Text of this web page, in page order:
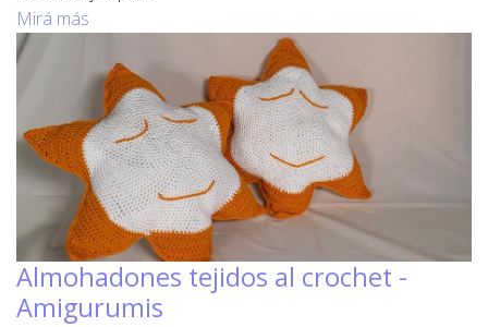
Mirá más
Almohadones tejidos al crochet -
Amigurumis